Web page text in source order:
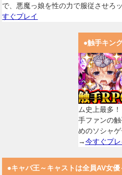
で、悪魔っ娘を性の力で服従させろ
すぐプレイ
●触手キン
ム史上最多
手ファンの
めのソシャ
→今すぐプレ
●キャバ王～キャストは全員AV女優